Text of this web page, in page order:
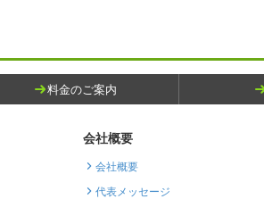
料金のご案内
会社概要
会社概要
代表メッセージ